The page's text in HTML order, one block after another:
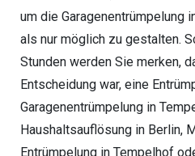
um die Garagenentrümpelung
als nur möglich zu gestalten.
Stunden werden Sie merken,
Entscheidung war, eine
Garagenentrümpelung in
Haushaltsauflösung in Berlin,
Entrümpelung in Tempelhof